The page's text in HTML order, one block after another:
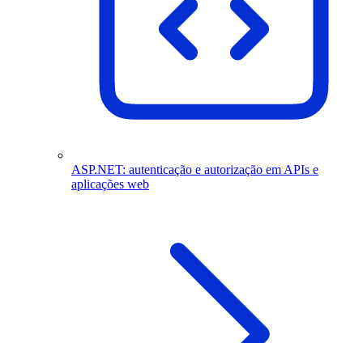
ASP.NET: autenticação e autorização em APIs e
aplicações web